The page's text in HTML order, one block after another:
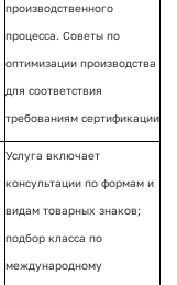
производственного
процесса. Советы по
оптимизации производства
для соответствия
требованиям сертификации
Услуга включает
консультации по формам и
видам товарных знаков;
подбор класса по
международному